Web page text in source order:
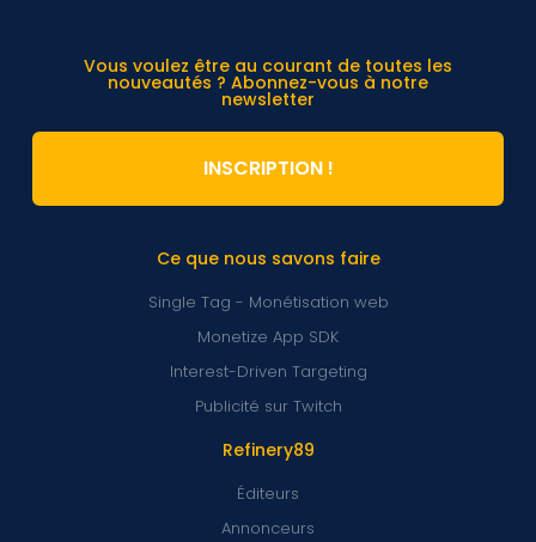
Refinery89
Éditeurs
Annonceurs
Ce que nous savons faire
Single Tag - Monétisation web
Monetize App SDK
Interest-Driven Targeting
Publicité sur Twitch
Vous voulez être au courant de toutes les
nouveautés ? Abonnez-vous à notre
newsletter
INSCRIPTION !